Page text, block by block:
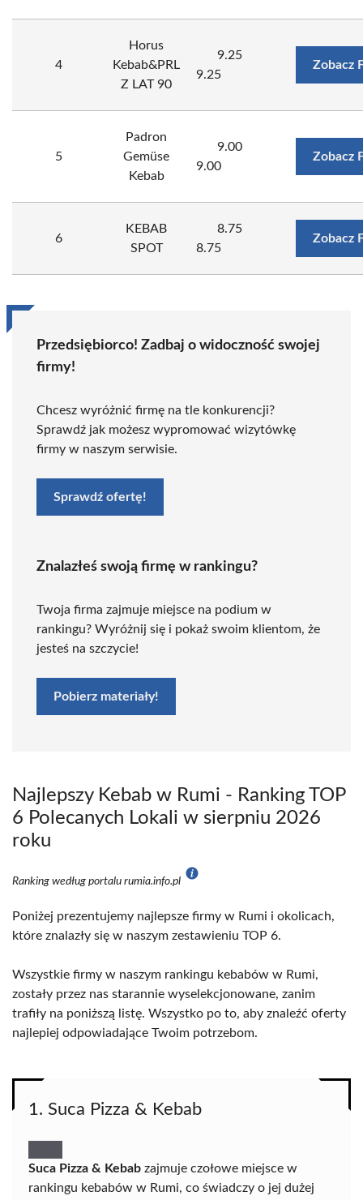
4
Horus
Kebab&PRL
Z LAT 90
9.25
9.25
Zobacz
5
Padron
Gemüse
Kebab
9.00
9.00
Zobacz
6
KEBAB
SPOT
8.75
8.75
Zobacz
Przedsiębiorco! Zadbaj o widoczność swojej
firmy!
Chcesz wyróżnić firmę na tle konkurencji?
Sprawdź jak możesz wypromować wizytówkę
firmy w naszym serwisie.
Sprawdź ofertę!
Znalazłeś swoją firmę w rankingu?
Twoja firma zajmuje miejsce na podium w
rankingu? Wyróżnij się i pokaż swoim klientom, że
jesteś na szczycie!
Pobierz materiały!
Najlepszy Kebab w Rumi - Ranking TOP
6 Polecanych Lokali w sierpniu 2026
roku
Ranking według portalu rumia.info.pl
Poniżej prezentujemy najlepsze firmy w Rumi i okolicach,
które znalazły się w naszym zestawieniu TOP 6.
Wszystkie firmy w naszym rankingu kebabów w Rumi,
zostały przez nas starannie wyselekcjonowane, zanim
trafiły na poniższą listę. Wszystko po to, aby znaleźć oferty
najlepiej odpowiadające Twoim potrzebom.
1. Suca Pizza & Kebab
Suca Pizza & Kebab zajmuje czołowe miejsce w
rankingu kebabów w Rumi, co świadczy o jej dużej